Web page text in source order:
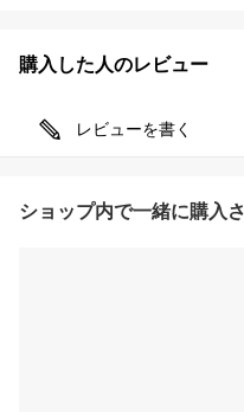
購入した人のレビュー
レビューを書く
ショップ内で一緒に購入